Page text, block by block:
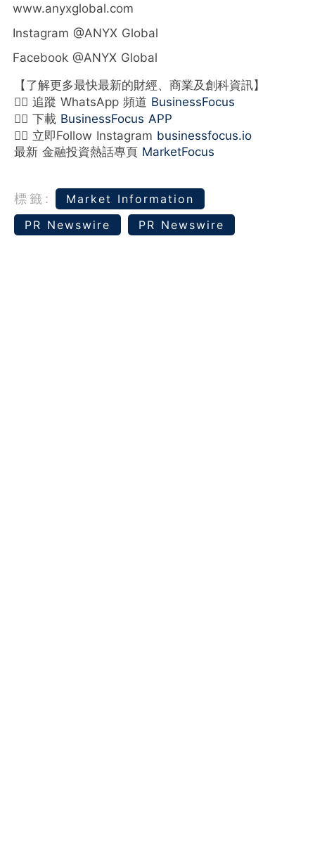
www.anyxglobal.com
Instagram @ANYX Global
Facebook @ANYX Global
【了解更多最快最新的財經、商業及創科資訊】
👉🏻 追蹤 WhatsApp 頻道 BusinessFocus
👉🏻 下載 BusinessFocus APP
👉🏻 立即Follow Instagram businessfocus.io
最新 金融投資熱話專頁 MarketFocus
標籤:
Market Information
PR Newswire
PR Newswire